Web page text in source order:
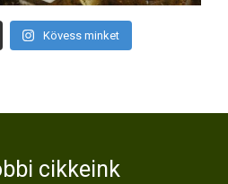
Kövess minket
cikkeink